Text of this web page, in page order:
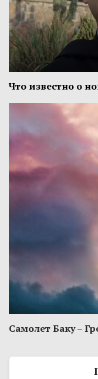
Что известно о
Самолет Баку –